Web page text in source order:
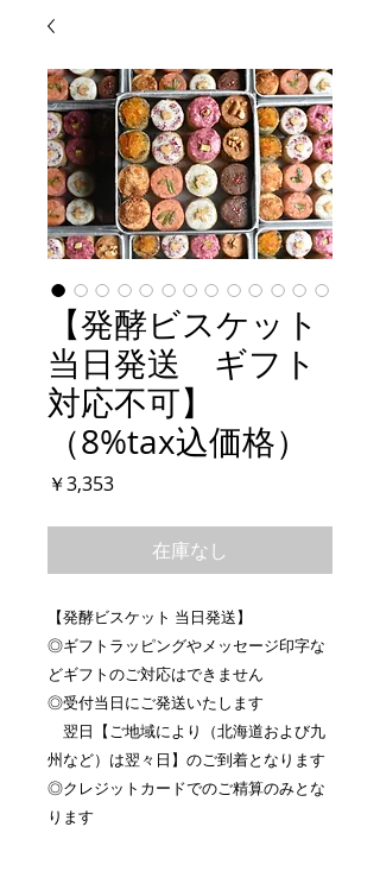
【発酵ビスケット
当日発送 ギフト
対応不可】
（8%tax込価格）
￥3,353価
在庫なし
【発酵ビスケット 当日発送】
◎ギフトラッピングやメッセージ印字な
どギフトのご対応はできません
◎受付当日にご発送いたします
翌日【ご地域により（北海道および九
州など）は翌々日】のご到着となります
◎クレジットカードでのご精算のみとな
ります